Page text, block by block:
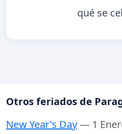
qué se
Otros feriados de
New Year's Day— 1